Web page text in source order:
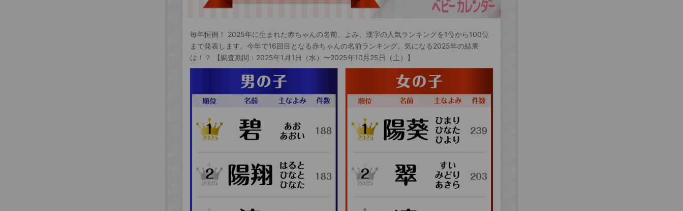
毎年恒例！ 2025年に生まれた赤ちゃんの名前、よみ、漢字の人気ランキングを1位から100位
まで発表します。今年で16回目となる赤ちゃんの名前ランキング。気になる2025年の結果
は！？ 【調査期間：2025年1月1日（水）〜2025年10月25日（土）】